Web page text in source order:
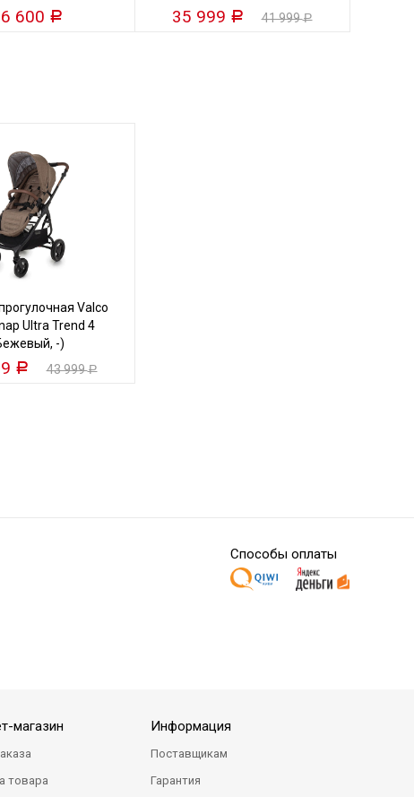
600 Р 35 999 Р 41 999Р
Valco
Ultra Trend 4
-)
Р 43 999Р
Способы оплаты
магазин
товара
Информация
Поставщикам
Гарантия